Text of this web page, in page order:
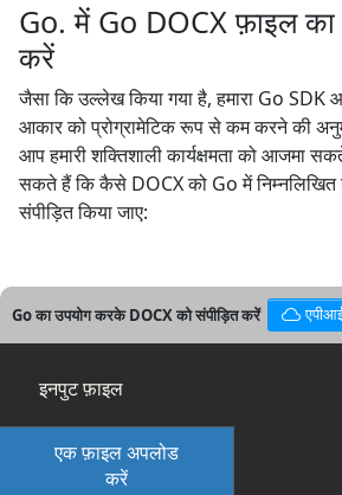
Go. में Go DOCX फ़ाइल
करें
जैसा कि उल्लेख किया गया है, हमारा Go
आकार को प्रोग्रामेटिक रूप से कम करने की
आप हमारी शक्तिशाली कार्यक्षमता को आजमा
सकते हैं कि कैसे DOCX को Go में निम्नलिखित
संपीड़ित किया जाए:
Go का उपयोग करके DOCX को संपीड़ित करें
इनपुट फ़ाइल
एक फ़ाइल अपलोड
करें